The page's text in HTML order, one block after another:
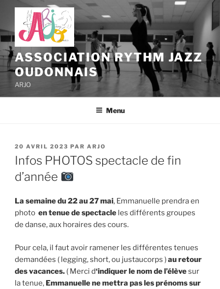
Aller
contenu
principal
ASSOCIATION RYTHM JAZZ
OUDONNAIS
ARJO
Menu
PUBLIÉ
LE
20 AVRIL 2023 PAR ARJO
Infos PHOTOS spectacle de fin
d’année
La semaine du 22 au 27 mai, Emmanuelle prendra en
photo en tenue de spectacle les différents groupes
de danse, aux horaires des cours.
Pour cela, il faut avoir ramener les différentes tenues
demandées ( legging, short, ou justaucorps )au retour
des vacances. ( Merci d‘indiquer le nom de l’élèvesur
la tenue, Emmanuelle ne mettra pas les prénoms sur